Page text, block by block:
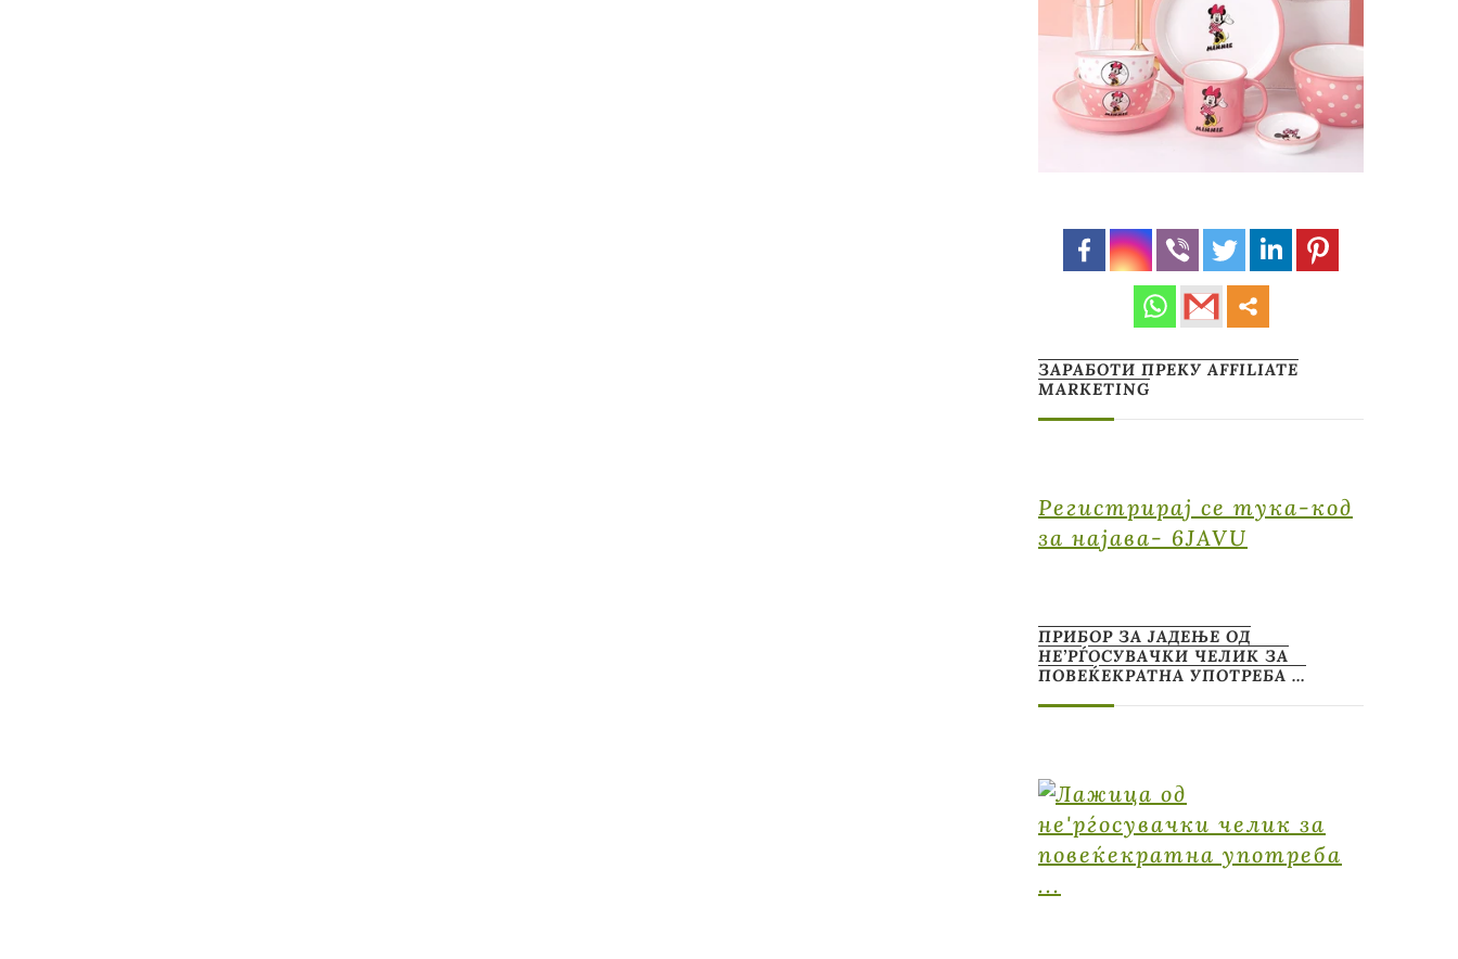
ЗАРАБОТИ ПРЕКУ AFFILIATE
MARKETING
Регистрирај се тука-код
за најава- 6JAVU
ПРИБОР ЗА ЈАДЕЊЕ ОД
НЕ’РЃОСУВАЧКИ ЧЕЛИК ЗА
ПОВЕЌЕКРАТНА УПОТРЕБА …